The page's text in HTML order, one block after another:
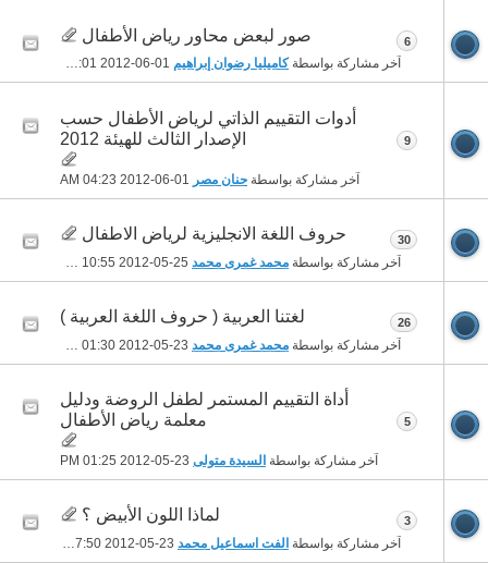
صور لبعض محاور رياض الأطفال
آخر مشاركة بواسطةكاميليا رضوان إبراهيم 09:01 AM
6
أدوات التقييم الذاتي لرياض الأطفال حسب
الإصدار الثالث للهيئة 2012
آخر مشاركة بواسطة حنان مصر 04:23 AM
9
حروف اللغة الانجليزية لرياض الاطفال
آخر مشاركة بواسطة محمد غمرى محمد 10:55 AM
30
لغتنا العربية ( حروف اللغة العربية )
آخر مشاركة بواسطة محمد غمرى محمد 01:30 PM
26
أداة التقييم المستمر لطفل الروضة ودليل
معلمة رياض الأطفال
آخر مشاركة بواسطة السيدة متولى 01:25 PM
5
لماذا اللون الأبيض ؟
آخر مشاركة بواسطة الفت اسماعيل محمد 07:50 AM
3